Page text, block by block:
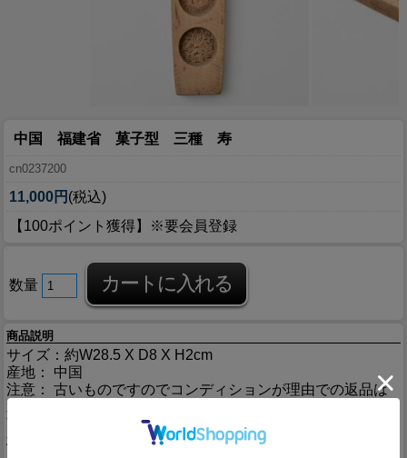
中国 福建省 菓子型 三種 寿
cn0237200
11,000円 (税込)
【100ポイント獲得】※要会員登録
数量
商品説明
サイズ：約W28.5 X D8 X H2cm
産地： 中国
注意： 古いものですのでコンディションが理由での返品は
商品説明： 古い菓子型です。
柄の面白さ、彫りの良さ、古いものは木それ自体がとても良